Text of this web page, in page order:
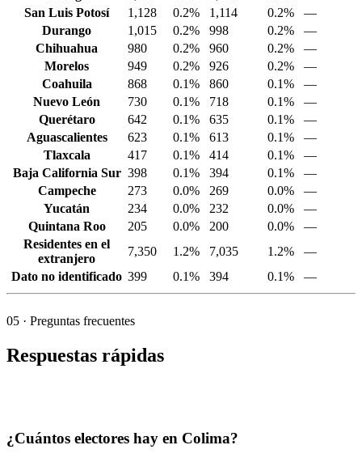
San Luis Potosí
1,128 0.2% 1,114 0.2%
—
Durango
1,015 0.2% 998 0.2%
—
Chihuahua
980 0.2% 960 0.2%
—
Morelos
949 0.2% 926 0.2%
—
Coahuila
868 0.1% 860 0.1%
—
Nuevo León
730 0.1% 718 0.1%
—
Querétaro
642 0.1% 635 0.1%
—
Aguascalientes
623 0.1% 613 0.1%
—
Tlaxcala
417 0.1% 414 0.1%
—
Baja California Sur 398 0.1% 394 0.1%
—
Campeche
273 0.0% 269 0.0%
—
Yucatán
234 0.0% 232 0.0%
—
Quintana Roo
205 0.0% 200 0.0%
—
Residentes en el
extranjero
7,350 1.2% 7,035 1.2%
—
Dato no identificado 399 0.1% 394 0.1% —
05 · Preguntas frecuentes
Respuestas rápidas
¿Cuántos electores hay en Colima?